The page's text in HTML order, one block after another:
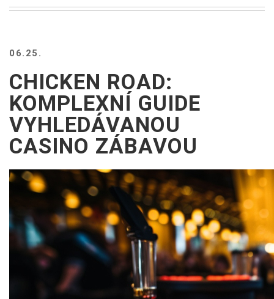
FACTS
MEMORY
GLANDS
FOREVER
SELFIES
WEDDING
DAMN
GOOD
FREAKS
AWKWARD
MESSAGES
JAWDROPS
06.25.
CHICKEN ROAD:
KOMPLEXNÍ GUIDE
VYHLEDÁVANOU
CASINO ZÁBAVOU